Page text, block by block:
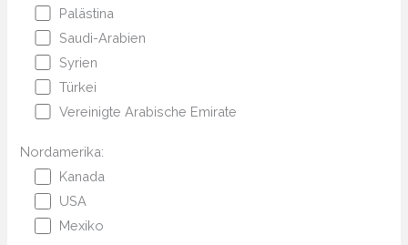
Palästina
Saudi-Arabien
Syrien
Türkei
Vereinigte Arabische Emirate
Nordamerika:
Kanada
USA
Mexiko